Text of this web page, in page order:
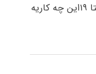
به منم همینو گفتن ثبت نام تا ۱۸نهایتا ۱۹این چه کاریه